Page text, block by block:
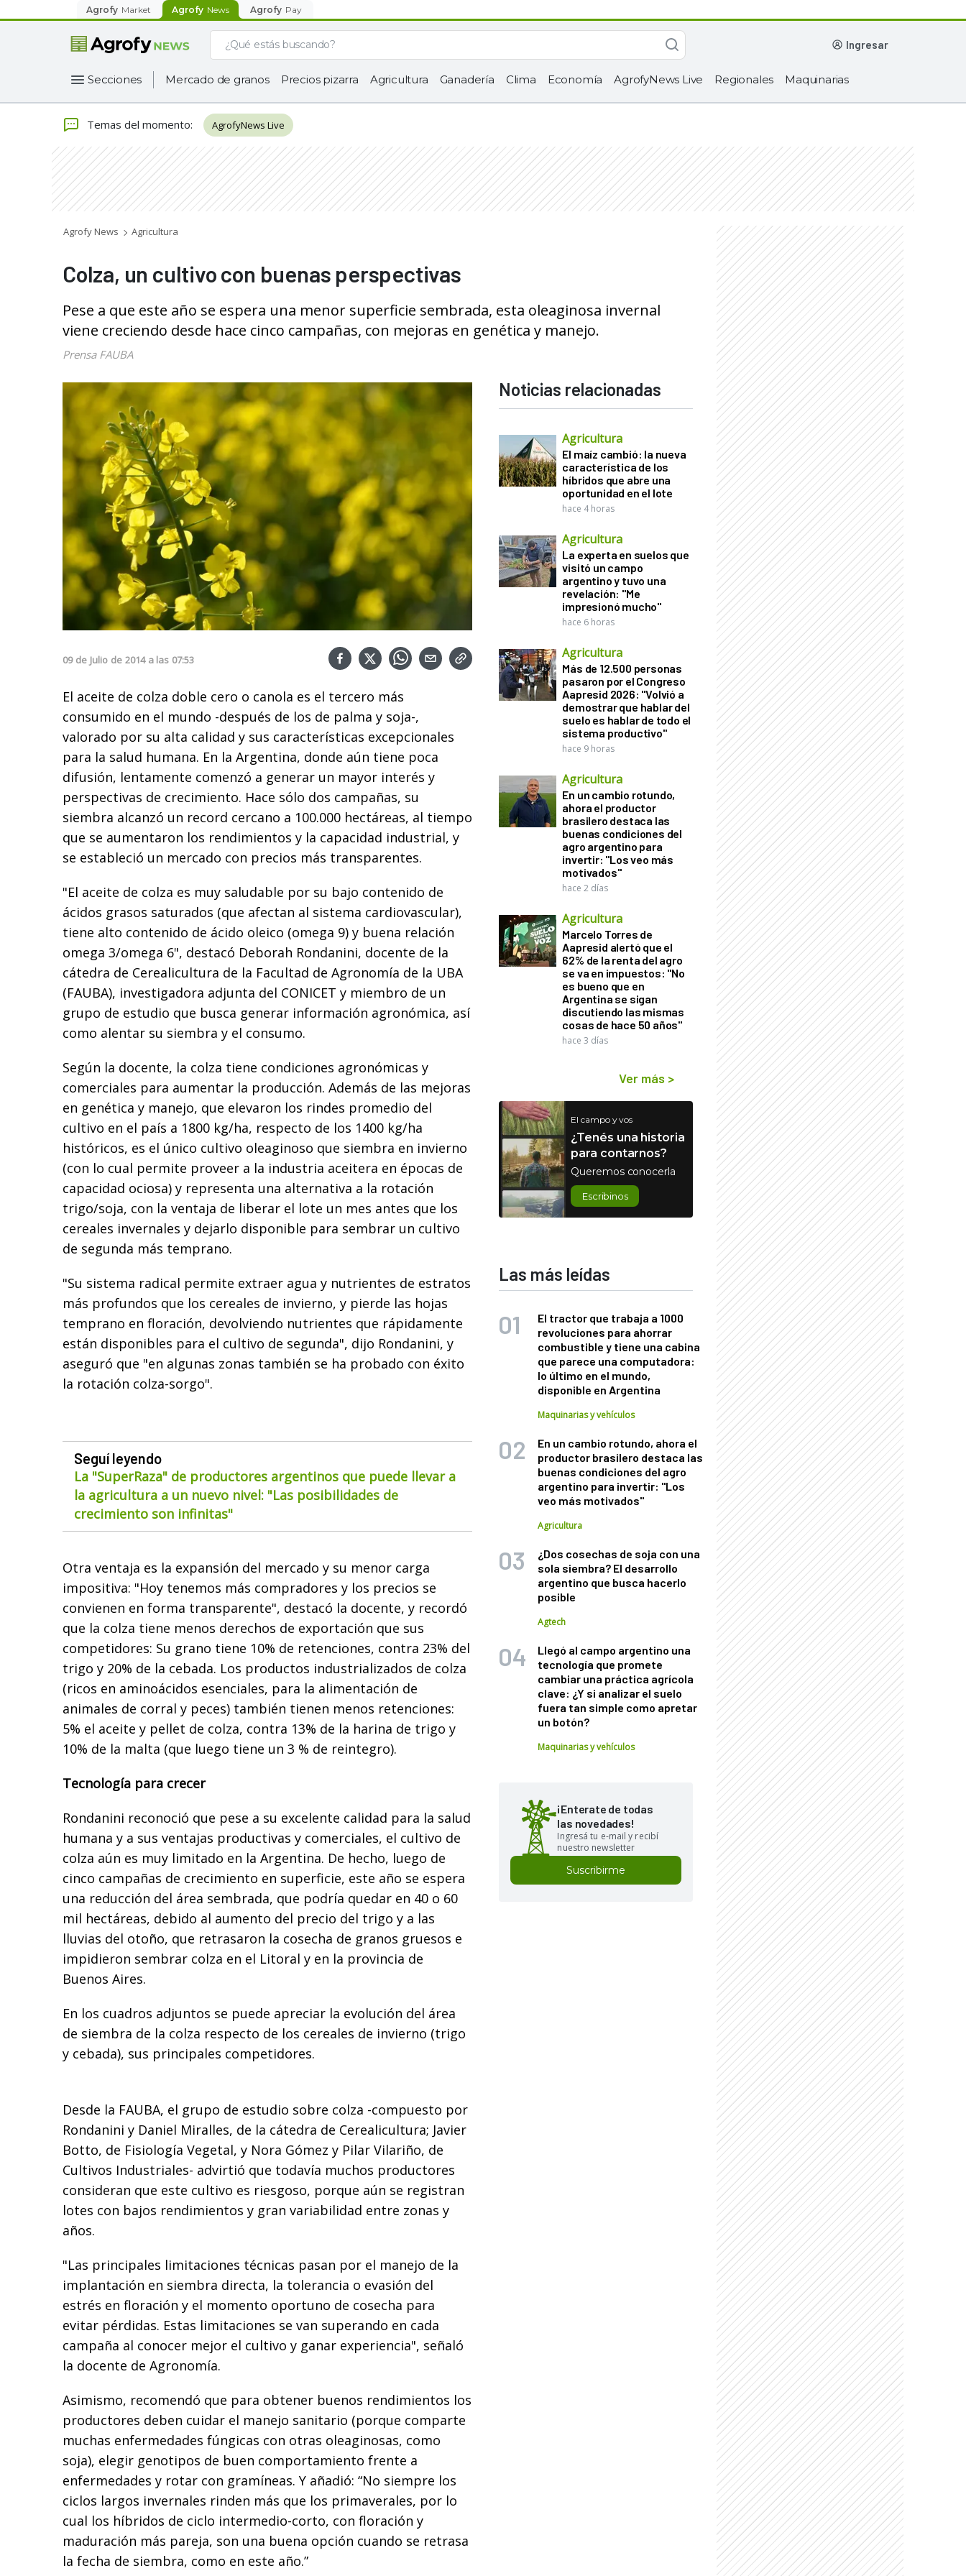
Agrofy Market Agrofy News Agrofy Pay
ingresar
Secciones Mercado de granos Precios pizarra Agricultura Ganadería Clima Economía AgrofyNews Live Regionales Maquinarias
Temas del momento: AgrofyNews Live
Agrofy News Agricultura
Colza, un cultivo con buenas perspectivas
Pese a que este año se espera una menor superficie sembrada, esta oleaginosa invernal
viene creciendo desde hace cinco campañas, con mejoras en genética y manejo.
Prensa FAUBA
09 de Julio de 2014 a las 07:53
El aceite de colza doble cero o canola es el tercero más
consumido en el mundo -después de los de palma y soja-,
valorado por su alta calidad y sus características excepcionales
para la salud humana. En la Argentina, donde aún tiene poca
difusión, lentamente comenzó a generar un mayor interés y
perspectivas de crecimiento. Hace sólo dos campañas, su
siembra alcanzó un record cercano a 100.000 hectáreas, al tiempo
que se aumentaron los rendimientos y la capacidad industrial, y
se estableció un mercado con precios más transparentes.
"El aceite de colza es muy saludable por su bajo contenido de
ácidos grasos saturados (que afectan al sistema cardiovascular),
tiene alto contenido de ácido oleico (omega 9) y buena relación
omega 3/omega 6", destacó Deborah Rondanini, docente de la
cátedra de Cerealicultura de la Facultad de Agronomía de la UBA
(FAUBA), investigadora adjunta del CONICET y miembro de un
grupo de estudio que busca generar información agronómica, así
como alentar su siembra y el consumo.
Según la docente, la colza tiene condiciones agronómicas y
comerciales para aumentar la producción. Además de las mejoras
en genética y manejo, que elevaron los rindes promedio del
cultivo en el país a 1800 kg/ha, respecto de los 1400 kg/ha
históricos, es el único cultivo oleaginoso que siembra en invierno
(con lo cual permite proveer a la industria aceitera en épocas de
capacidad ociosa) y representa una alternativa a la rotación
trigo/soja, con la ventaja de liberar el lote un mes antes que los
cereales invernales y dejarlo disponible para sembrar un cultivo
de segunda más temprano.
"Su sistema radical permite extraer agua y nutrientes de estratos
más profundos que los cereales de invierno, y pierde las hojas
temprano en floración, devolviendo nutrientes que rápidamente
están disponibles para el cultivo de segunda", dijo Rondanini, y
aseguró que "en algunas zonas también se ha probado con éxito
la rotación colza-sorgo".
Seguí leyendo
La "SuperRaza" de productores argentinos que puede llevar a
la agricultura a un nuevo nivel: "Las posibilidades de
crecimiento son infinitas"
Otra ventaja es la expansión del mercado y su menor carga
impositiva: "Hoy tenemos más compradores y los precios se
convienen en forma transparente", destacó la docente, y recordó
que la colza tiene menos derechos de exportación que sus
competidores: Su grano tiene 10% de retenciones, contra 23% del
trigo y 20% de la cebada. Los productos industrializados de colza
(ricos en aminoácidos esenciales, para la alimentación de
animales de corral y peces) también tienen menos retenciones:
5% el aceite y pellet de colza, contra 13% de la harina de trigo y
10% de la malta (que luego tiene un 3 % de reintegro).
Tecnología para crecer
Rondanini reconoció que pese a su excelente calidad para la salud
humana y a sus ventajas productivas y comerciales, el cultivo de
colza aún es muy limitado en la Argentina. De hecho, luego de
cinco campañas de crecimiento en superficie, este año se espera
una reducción del área sembrada, que podría quedar en 40 o 60
mil hectáreas, debido al aumento del precio del trigo y a las
lluvias del otoño, que retrasaron la cosecha de granos gruesos e
impidieron sembrar colza en el Litoral y en la provincia de
Buenos Aires.
En los cuadros adjuntos se puede apreciar la evolución del área
de siembra de la colza respecto de los cereales de invierno (trigo
y cebada), sus principales competidores.
Desde la FAUBA, el grupo de estudio sobre colza -compuesto por
Rondanini y Daniel Miralles, de la cátedra de Cerealicultura; Javier
Botto, de Fisiología Vegetal, y Nora Gómez y Pilar Vilariño, de
Cultivos Industriales- advirtió que todavía muchos productores
consideran que este cultivo es riesgoso, porque aún se registran
lotes con bajos rendimientos y gran variabilidad entre zonas y
años.
"Las principales limitaciones técnicas pasan por el manejo de la
implantación en siembra directa, la tolerancia o evasión del
estrés en floración y el momento oportuno de cosecha para
evitar pérdidas. Estas limitaciones se van superando en cada
campaña al conocer mejor el cultivo y ganar experiencia", señaló
la docente de Agronomía.
Asimismo, recomendó que para obtener buenos rendimientos los
productores deben cuidar el manejo sanitario (porque comparte
muchas enfermedades fúngicas con otras oleaginosas, como
soja), elegir genotipos de buen comportamiento frente a
enfermedades y rotar con gramíneas. Y añadió: “No siempre los
ciclos largos invernales rinden más que los primaverales, por lo
cual los híbridos de ciclo intermedio-corto, con floración y
maduración más pareja, son una buena opción cuando se retrasa
la fecha de siembra, como en este año.”
Noticias relacionadas
Agricultura
El maíz cambió: la nueva
característica de los
híbridos que abre una
oportunidad en el lote
hace 4 horas
Agricultura
La experta en suelos que
visitó un campo
argentino y tuvo una
revelación: "Me
impresionó mucho"
hace 6 horas
Agricultura
Más de 12.500 personas
pasaron por el Congreso
Aapresid 2026: "Volvió a
demostrar que hablar del
suelo es hablar de todo el
sistema productivo"
hace 9 horas
Agricultura
En un cambio rotundo,
ahora el productor
brasilero destaca las
buenas condiciones del
agro argentino para
invertir: "Los veo más
motivados"
hace 2 días
Agricultura
Marcelo Torres de
Aapresid alertó que el
62% de la renta del agro
se va en impuestos: "No
es bueno que en
Argentina se sigan
discutiendo las mismas
cosas de hace 50 años"
hace 3 días
Ver más >
El campo y vos
¿Tenés una historia
para contarnos?
Queremos conocerla
Escribinos
Las más leídas
El tractor que trabaja a 1000
revoluciones para ahorrar
combustible y tiene una cabina
que parece una computadora:
lo último en el mundo,
disponible en Argentina
Maquinarias y vehículos
En un cambio rotundo, ahora el
productor brasilero destaca las
buenas condiciones del agro
argentino para invertir: "Los
veo más motivados"
Agricultura
¿Dos cosechas de soja con una
sola siembra? El desarrollo
argentino que busca hacerlo
posible
Agtech
Llegó al campo argentino una
tecnología que promete
cambiar una práctica agrícola
clave: ¿Y si analizar el suelo
fuera tan simple como apretar
un botón?
Maquinarias y vehículos
¡Enterate de todas
las novedades!
Ingresá tu e-mail y recibí
nuestro newsletter
Suscribirme